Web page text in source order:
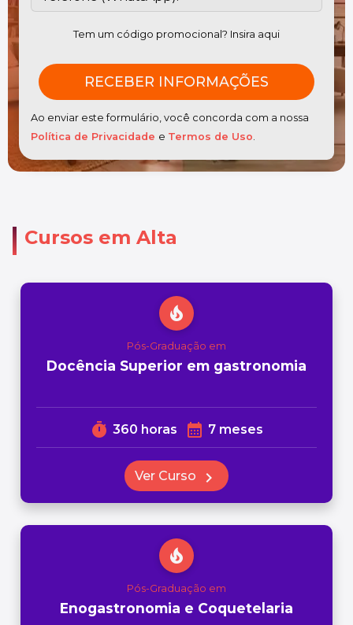
Tem um código promocional? Insira aqui
Ao enviar este formulário, você concorda com a nossa
Política de Privacidade e Termos de Uso.
Cursos em Alta
local_fire_department
Pós-Graduação em
Docência Superior em gastronomia
timer 360 horas calendar_month 7 meses
Ver Curso chevron_right
local_fire_department
Pós-Graduação em
Enogastronomia e Coquetelaria